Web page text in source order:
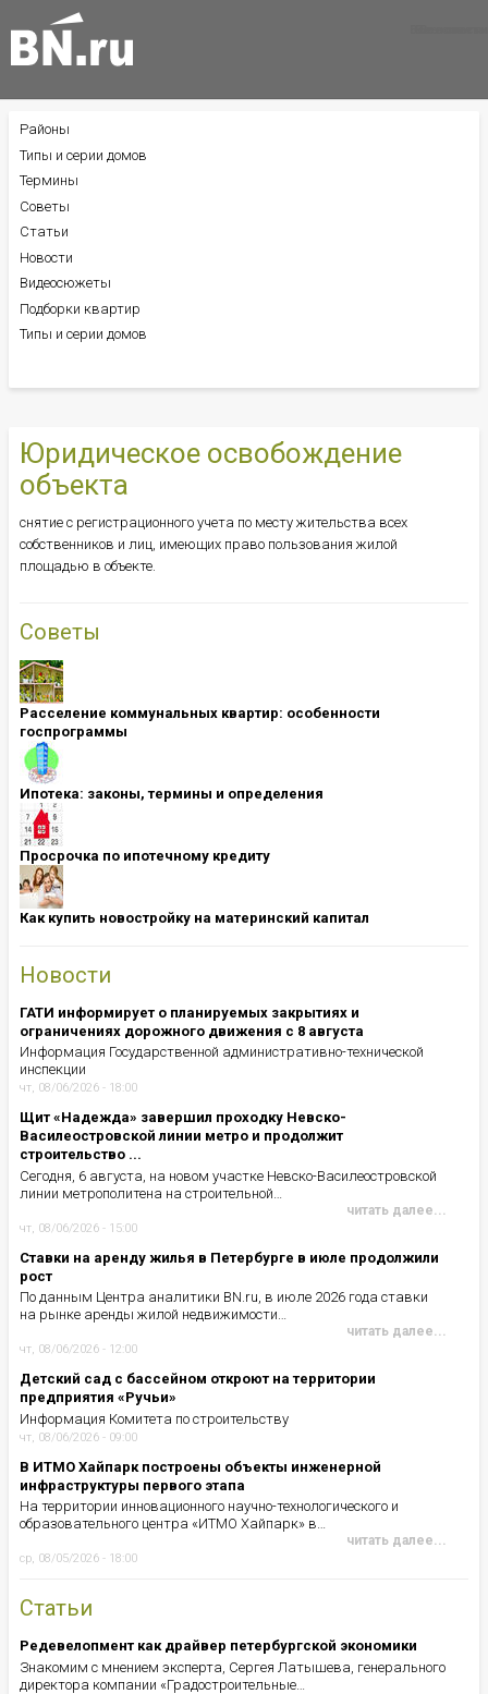
Юридическое освобождение
объекта
снятие с регистрационного учета по месту жительства всех
собственников и лиц, имеющих право пользования жилой
площадью в объекте.
Советы
Расселение коммунальных квартир: особенности
госпрограммы
Ипотека: ​​​​​​​законы, термины и определения
Просрочка по ипотечному кредиту
Как купить новостройку на материнский капитал
Новости
ГАТИ информирует о планируемых закрытиях и
ограничениях дорожного движения с 8 августа
Информация Государственной административно-технической
инспекции
чт, 08/06/2026 - 18:00
Щит «Надежда» завершил проходку Невско-
Василеостровской линии метро и продолжит
строительство ...
Сегодня, 6 августа, на новом участке Невско-Василеостровской
линии метрополитена на строительной…
читать далее...
чт, 08/06/2026 - 15:00
Ставки на аренду жилья в Петербурге в июле продолжили
рост
По данным Центра аналитики BN.ru, в июле 2026 года ставки
на рынке аренды жилой недвижимости…
читать далее...
чт, 08/06/2026 - 12:00
Детский сад с бассейном откроют на территории
предприятия «Ручьи»
Информация Комитета по строительству
чт, 08/06/2026 - 09:00
В ИТМО Хайпарк построены объекты инженерной
инфраструктуры первого этапа
На территории инновационного научно-технологического и
образовательного центра «ИТМО Хайпарк» в…
читать далее...
ср, 08/05/2026 - 18:00
Статьи
Редевелопмент как драйвер петербургской экономики
Знакомим с мнением эксперта, Сергея Латышева, генерального
директора компании «Градостроительные…
БОКОВОЕ
МЕНЮ
Районы
Типы и серии домов
Термины
Советы
Статьи
Новости
Видеосюжеты
Подборки квартир
Типы и серии домов